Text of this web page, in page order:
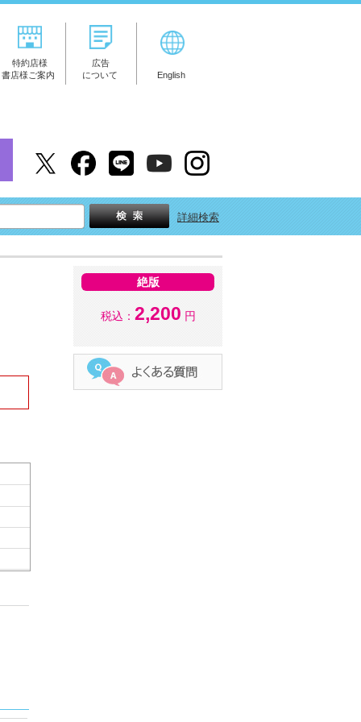
特約店様
書店様ご案内
広告
について
English
詳細検索
絶版
税込： 2,200 円